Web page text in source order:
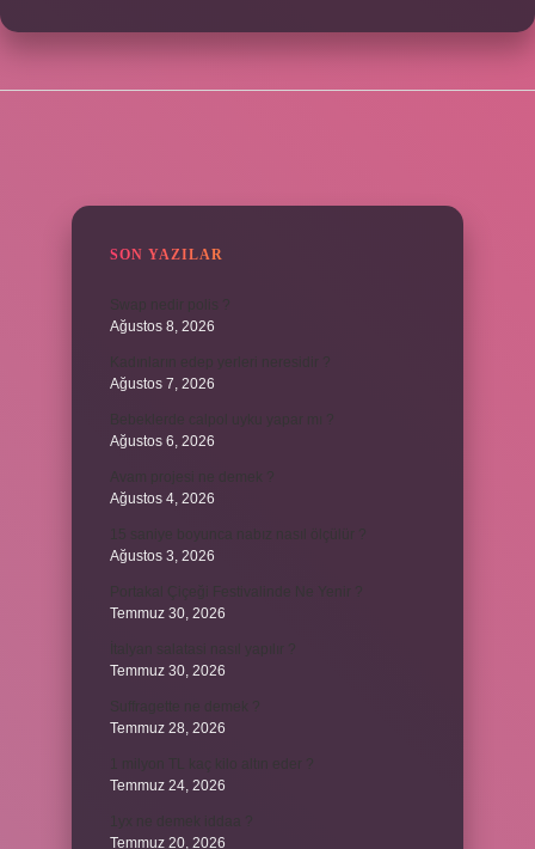
SON YAZILAR
Ağustos 8, 2026
Ağustos 7, 2026
Ağustos 6, 2026
Ağustos 4, 2026
Ağustos 3, 2026
Temmuz 30, 2026
Temmuz 30, 2026
Temmuz 28, 2026
Temmuz 24, 2026
Temmuz 20, 2026